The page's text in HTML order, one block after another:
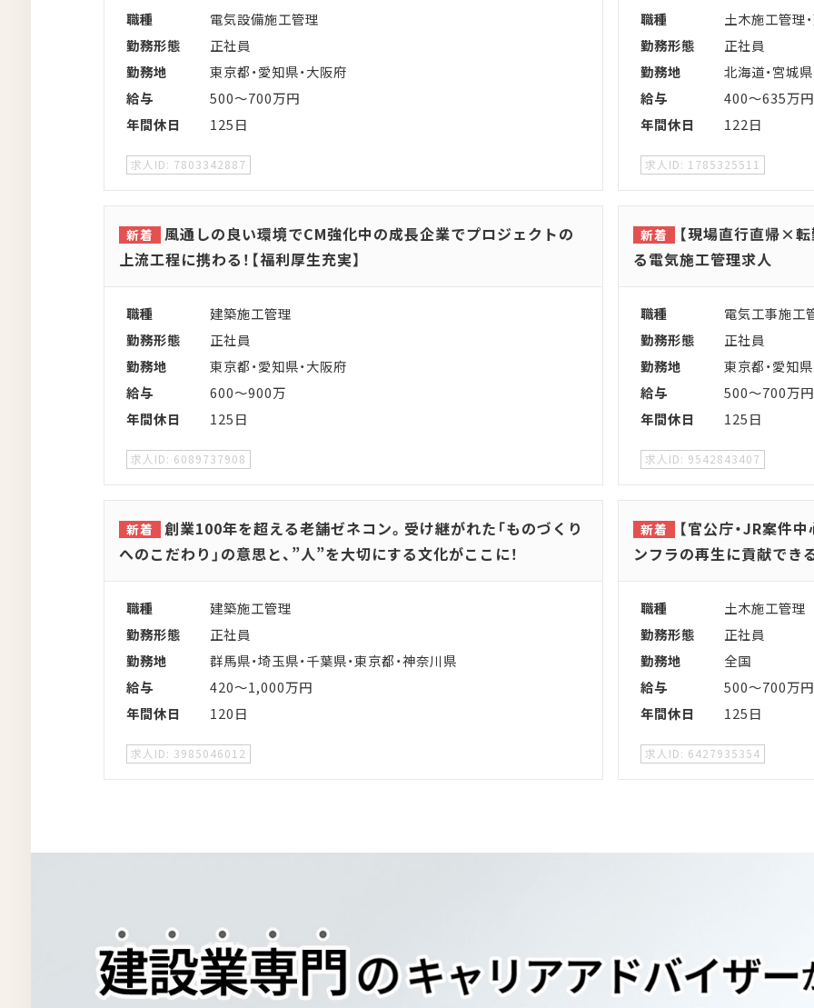
職種
電気設備施工管理
勤務形態
正社員
勤務地
東京都・愛知県・大阪府
給与
500～700万円
年間休日
125日
7803342887
職種
土木施工管理
勤務形態
正社員
勤務地
北海道・宮城県
給与
400～635万円
年間休日
122日
1785325511
風通しの良い環境でCM強化中の成長企業でプロジェクトの
上流工程に携わる！【福利厚生充実】
職種
建築施工管理
勤務形態
正社員
勤務地
東京都・愛知県・大阪府
給与
600～900万
年間休日
125日
6089737908
【現場直行直帰×
る電気施工管理求人
職種
電気工事施工
勤務形態
正社員
勤務地
東京都・愛知
給与
500～700万円
年間休日
125日
9542843407
創業100年を超える老舗ゼネコン。受け継がれた「ものづくり
へのこだわり」の意思と、”人”を大切にする文化がここに！
職種
建築施工管理
勤務形態
正社員
勤務地
群馬県・埼玉県・千葉県・東京都・神奈川県
給与
420～1,000万円
年間休日
120日
3985046012
【官公庁・JR案件
ンフラの再生に貢献でき
職種
土木施工管理
勤務形態
正社員
勤務地
全国
給与
500～700万円
年間休日
125日
6427935354